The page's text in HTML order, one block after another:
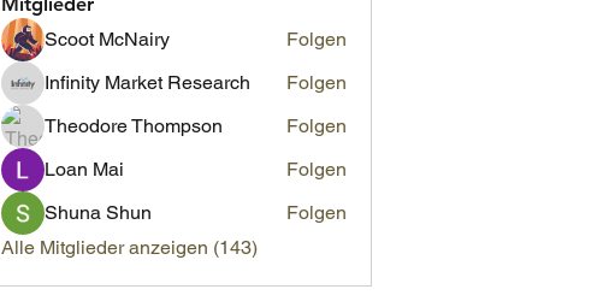
Scoot McNairy
Folgen
Infinity Market Research
Folgen
Theodore Thompson
Folgen
Loan Mai
Folgen
Shuna Shun
Folgen
Alle Mitglieder anzeigen (143)